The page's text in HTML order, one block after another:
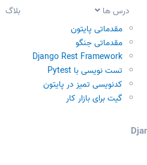
درس ها
مقدماتی پایتون
مقدماتی جنگو
Django Rest Framework
تست نویسی با Pytest
کدنویسی تمیز در پایتون
گیت برای بازار کار
بلاگ